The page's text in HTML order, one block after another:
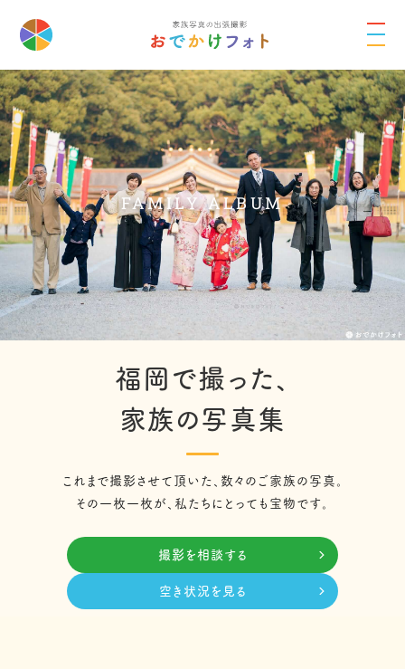
FAMILY ALBUM
福岡で撮った、
家族の写真集
これまで撮影させて頂いた、数々のご家族の写真。
その一枚一枚が、私たちにとっても宝物です。
撮影を相談する
空き状況を見る